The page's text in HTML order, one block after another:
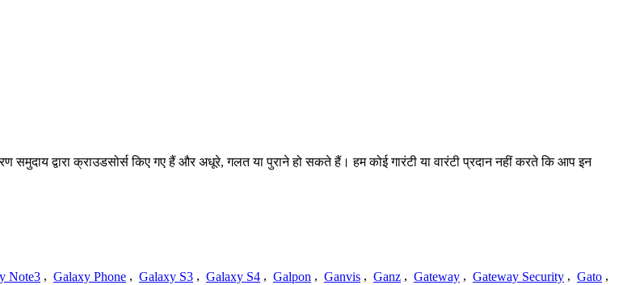
द्वारा क्राउडसोर्स किए गए हैं और अधूरे, गलत या पुराने हो सकते हैं। हम कोई गारंटी या वारंटी प्रदान नहीं करते कि आप इन
Note3 , Galaxy Phone , Galaxy S3 , Galaxy S4 , Galpon , Ganvis , Ganz , Gateway , Gateway Security , Gato ,